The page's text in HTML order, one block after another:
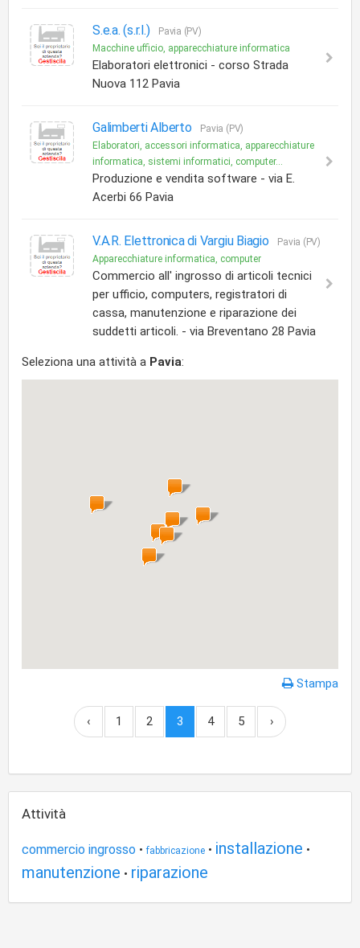
S.e.a. (s.r.l.)
Pavia (PV)
Macchine ufficio, apparecchiature informatica
Elaboratori elettronici - corso Strada
Nuova 112 Pavia
Galimberti Alberto
Pavia (PV)
Elaboratori, accessori informatica, apparecchiature
informatica, sistemi informatici, computer...
Produzione e vendita software - via E.
Acerbi 66 Pavia
V.A.R. Elettronica di Vargiu Biagio
Pavia (PV)
Apparecchiature informatica, computer
Commercio all' ingrosso di articoli tecnici
per ufficio, computers, registratori di
cassa, manutenzione e riparazione dei
suddetti articoli. - via Breventano 28 Pavia
Seleziona una attività a Pavia:
Stampa
‹ 1 2 3 4 5 ›
Attività
commercio ingrosso •fabbricazione • installazione •
manutenzione • riparazione